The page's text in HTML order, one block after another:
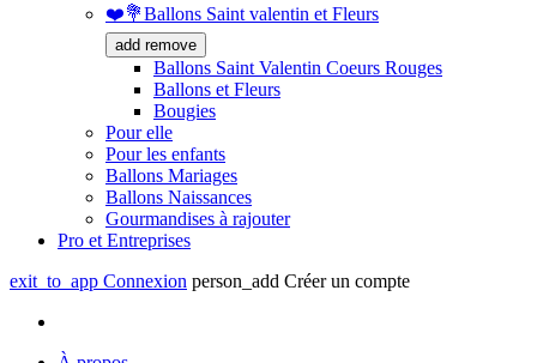
❤️💐Ballons Saint valentin et Fleurs
add remove
Ballons Saint Valentin Coeurs Rouges
Ballons et Fleurs
Bougies
Pour elle
Pour les enfants
Ballons Mariages
Ballons Naissances
Gourmandises à rajouter
Pro et Entreprises
exit_to_app Connexion person_add Créer un compte